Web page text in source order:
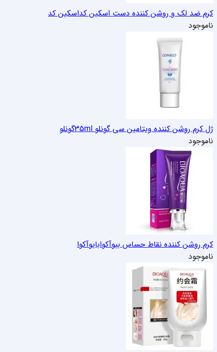
کرم ضد لک و روشن کننده دست اسکین کداسکین کد
ناموجود
ژل کرم روشن کننده ویتامین سی گونلو 35ml
گونلو
ناموجود
کرم روشن کننده نقاط حساس بیوآکوابایوآکوا
ناموجود